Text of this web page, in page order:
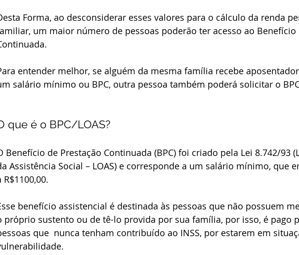
Forma, ao desconsiderar esses valores para o cálculo da renda
um maior número de pessoas poderão ter acesso ao Benefício
entender melhor, se alguém da mesma família recebe
salário mínimo ou BPC, outra pessoa também poderá solicitar o
que é o BPC/LOAS?
Benefício de Prestação Continuada (BPC) foi criado pela Lei 8.742/93
Assistência Social – LOAS) e corresponde a um salário mínimo, que
R$1100,00.
benefício assistencial é destinada às pessoas que não possuem
próprio sustento ou de tê-lo provida por sua família, por isso, é pago
que  nunca tenham contribuído ao INSS, por estarem em